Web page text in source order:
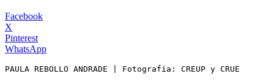
Facebook
X
Pinterest
WhatsApp
PAULA REBOLLO ANDRADE | Fotografía: CREUP y CRUE